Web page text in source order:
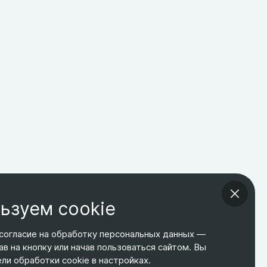
ТЕЛЕФОН
+7 495 266-65-67
ЭЛ. ПОЧТА
shop@relines.ru
АДРЕС
Москва, Гаражная 8
cookie
на обработку персональных данных —
на кнопку или начав пользоваться сайтом. Вы
обработки cookie в настройках.